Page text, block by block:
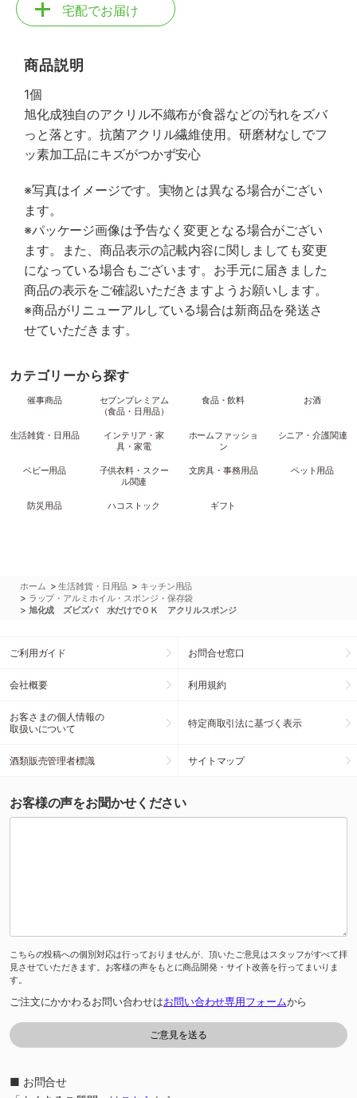
宅配でお届け
商品説明
1個
旭化成独自のアクリル不織布が食器などの汚れをズバ
っと落とす。抗菌アクリル繊維使用。研磨材なしでフ
ッ素加工品にキズがつかず安心
※写真はイメージです。実物とは異なる場合がござい
ます。
※パッケージ画像は予告なく変更となる場合がござい
ます。また、商品表示の記載内容に関しましても変更
になっている場合もございます。お手元に届きました
商品の表示をご確認いただきますようお願いします。
※商品がリニューアルしている場合は新商品を発送さ
せていただきます。
カテゴリーから探す
催事商品
セブンプレミアム
（食品・日用品）
食品・飲料 お酒
生活雑貨・日用品
インテリア・家
具・家電
ホームファッショ
ン
シニア・介護関連
ベビー用品
子供衣料・スクー
ル関連
文房具・事務用品 ペット用品
防災用品 ハコストック ギフト
ホーム >生活雑貨・日用品 > キッチン用品
> ラップ・アルミホイル・スポンジ・保存袋
> 旭化成 ズビズバ 水だけでＯＫ アクリルスポンジ
ご利用ガイド お問合せ窓口
会社概要 利用規約
お客さまの個人情報の
取扱いについて
特定商取引法に基づく表示
酒類販売管理者標識 サイトマップ
お客様の声をお聞かせください
こちらの投稿への個別対応は行っておりませんが、頂いたご意見はスタッフがすべて拝
見させていただきます。お客様の声をもとに商品開発・サイト改善を行ってまいりま
す。
ご注文にかかわるお問い合わせはお問い合わせ専用フォームから
■ お問合せ